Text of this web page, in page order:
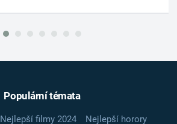
Populární témata
Nejlepší filmy 2024
Nejlepší horory